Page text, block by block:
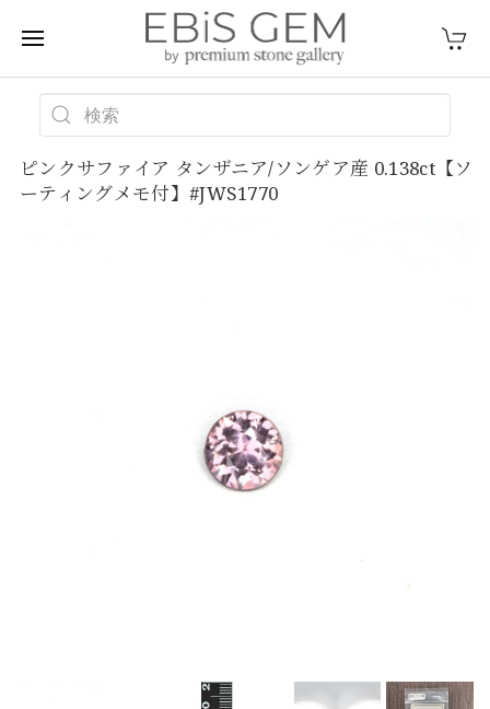
ピンクサファイア タンザニア/ソンゲア産 0.138ct【ソ
ーティングメモ付】#JWS1770